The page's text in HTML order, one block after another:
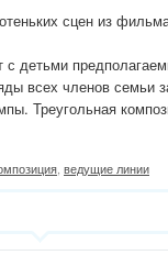
сцен из
детьми
всех членов семьи
Треугольная
ведущие линии